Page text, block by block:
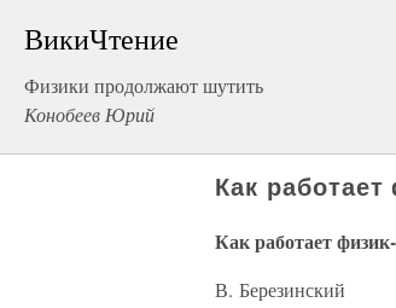
ВикиЧтение
Физики продолжают шутить
Конобеев Юрий
Как работает
Как работает
В. Березинский